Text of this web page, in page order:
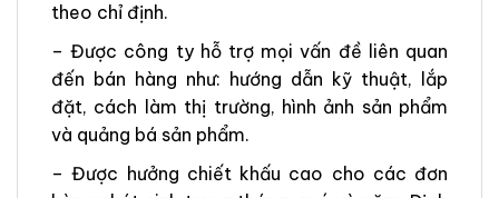
theo chỉ định.
– Được công ty hỗ trợ mọi vấn đề liên quan
đến bán hàng như: hướng dẫn kỹ thuật, lắp
đặt, cách làm thị trường, hình ảnh sản phẩm
và quảng bá sản phẩm.
– Được hưởng chiết khấu cao cho các đơn